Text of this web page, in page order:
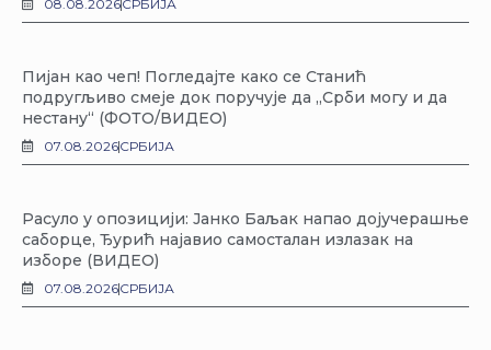
08.08.2026СРБИЈА
Пијан као чеп! Погледајте како се Станић
подругљиво смеје док поручује да „Срби могу и да
нестану“ (ФОТО/ВИДЕО)
07.08.2026СРБИЈА
Расуло у опозицији: Јанко Баљак напао дојучерашње
саборце, Ђурић најавио самосталан излазак на
изборе (ВИДЕО)
07.08.2026СРБИЈА